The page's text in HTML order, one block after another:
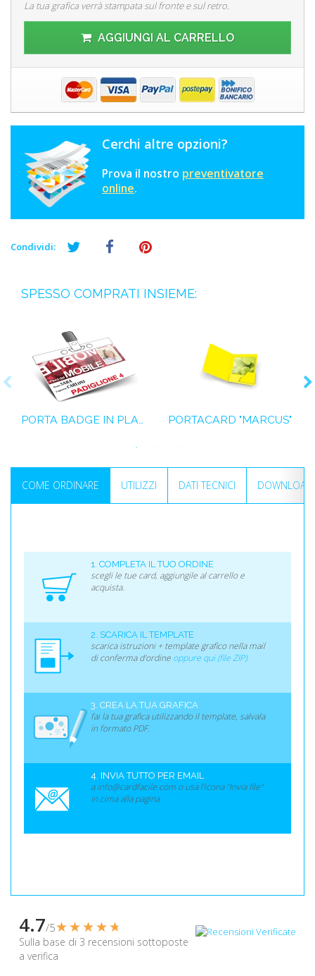
La tua grafica verrà stampata sul fronte e sul retro.
AGGIUNGI AL CARRELLO
Cerchi altre opzioni?
Prova il nostro preventivatore
online.
Condividi:
SPESSO COMPRATI INSIEME:
PORTA BADGE IN PLASTICA CON CLIP METALLICA PORTACARD "MARCUS"
COME ORDINARE UTILIZZI DATI TECNICI DOWNLOAD
1. COMPLETA IL TUO ORDINE
scegli le tue card, aggiungile al carrello e
acquista.
2. SCARICA IL TEMPLATE
scarica istruzioni + template grafico nella mail
di conferma d'ordine oppure qui (file ZIP).
3. CREA LA TUA GRAFICA
fai la tua grafica utilizzando il template, salvala
in formato PDF.
4. INVIA TUTTO PER EMAIL
a info@cardfacile.com o usa l'icona "Invia file"
in cima alla pagina
4.7/5★★★★★
★★★★★
Sulla base di 3 recensioni sottoposte
a verifica